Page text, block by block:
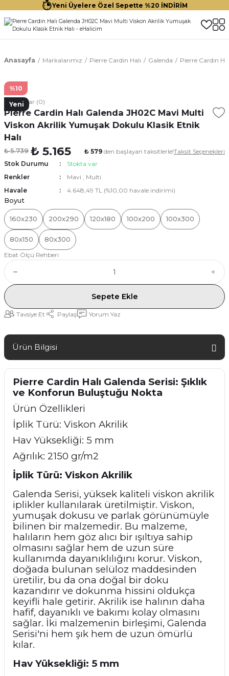
Yeni Üyelere Özel Sepette %20 İNDİRİM
Anasayfa Markalarımız Pierre Cardin Halı Galenda Pierre Cardin
%10
Yeni
Yorumlar (0)
Pierre Cardin Halı Galenda JH02C Mavi Multi
Viskon Akrilik Yumuşak Dokulu Klasik Etnik
Halı
₺ 5.739 ₺ 5.165 ₺ 579 den başlayan taksitlerle!Taksit Seçenekleri
Stok Durumu
Stokta var
Renkler
Mavi , Multi
Havale
4.648,49 TL (%10,00 havale indirimi)
Boyut
160x230 200x290 120x180 100x200 100x300
80x150
80x300
Ebat Ölçü Rehberi
Sepete Ekle
Tavsiye Et Paylaş Yorum Yaz
Ürün Bilgisi
Pierre Cardin Halı Galenda Serisi: Şıklık
ve Konforun Buluştuğu Nokta
Ürün Özellikleri
İplik Türü: Viskon Akrilik
Hav Yüksekliği: 5 mm
Ağrılık: 2150 gr/m2
İplik Türü: Viskon Akrilik
Galenda Serisi, yüksek kaliteli viskon akrilik
iplikler kullanılarak üretilmiştir. Viskon,
yumuşak dokusu ve parlak görünümüyle
bilinen bir malzemedir. Bu malzeme,
halıların hem göz alıcı bir ışıltıya sahip
olmasını sağlar hem de uzun süre
kullanımda dayanıklılığını korur. Viskon,
doğada bulunan selüloz maddesinden
üretilir, bu da ona doğal bir doku
kazandırır ve dokunma hissini oldukça
keyifli hale getirir. Akrilik ise halının daha
hafif, dayanıklı ve bakımı kolay olmasını
sağlar. İki malzemenin birleşimi, Galenda
Serisi'ni hem şık hem de uzun ömürlü
kılar.
Hav Yüksekliği: 5 mm